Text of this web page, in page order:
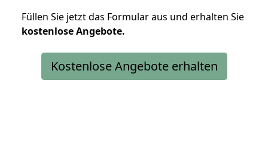
Füllen Sie jetzt das Formular aus und erhalten Sie
kostenloseAngebote.
Kostenlose Angebote erhalten